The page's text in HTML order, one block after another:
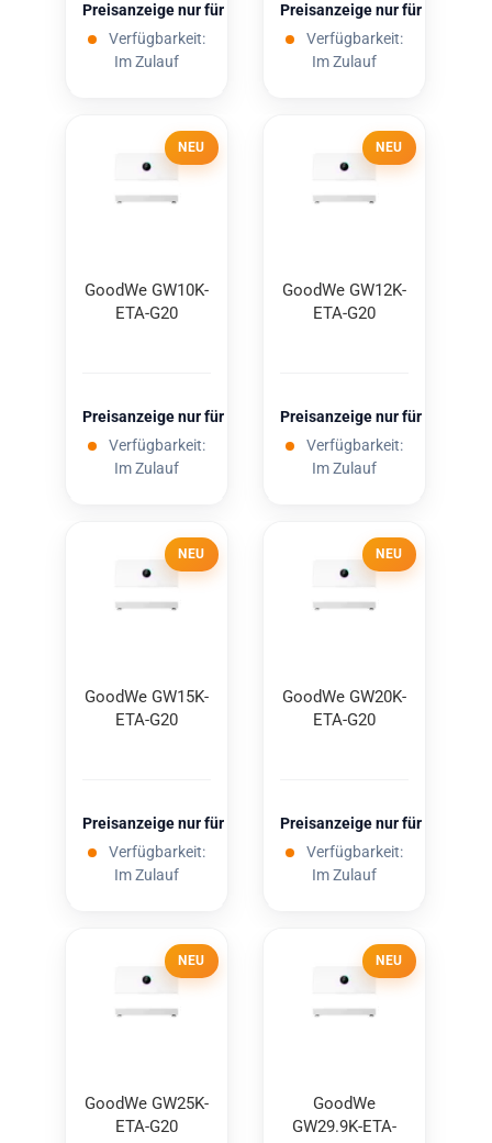
Preisanzeige nur für freigeschaltete Kunden
Verfügbarkeit:
Im Zulauf
Preisanzeige nur für
Verfügbarkeit:
Im Zulauf
NEU
Good­We GW10K-​​
ETA-​G20
Preisanzeige nur für freigeschaltete Kunden
Verfügbarkeit:
Im Zulauf
NEU
Good­We GW12K-​​
ETA-​G20
Preisanzeige nur für
Verfügbarkeit:
Im Zulauf
NEU
Good­We GW15K-​​
ETA-​G20
Preisanzeige nur für freigeschaltete Kunden
Verfügbarkeit:
Im Zulauf
NEU
Good­We GW20K-​​
ETA-​G20
Preisanzeige nur für
Verfügbarkeit:
Im Zulauf
NEU
Good­We GW25K-​​
ETA-​G20
NEU
Good­We
GW29.9K-​ETA-​